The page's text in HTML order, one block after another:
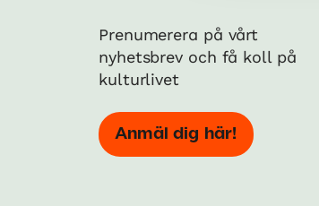
Prenumerera på vårt
nyhetsbrev och få koll på
kulturlivet
Anmäl dig här!